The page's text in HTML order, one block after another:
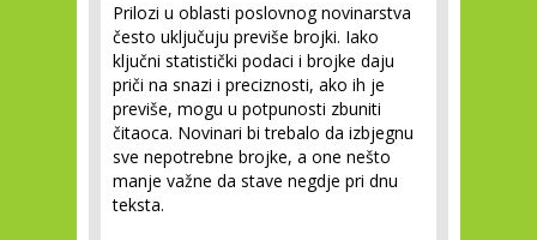
Prilozi u oblasti poslovnog novinarstva
često uključuju previše brojki. Iako
ključni statistički podaci i brojke daju
priči na snazi i preciznosti, ako ih je
previše, mogu u potpunosti zbuniti
čitaoca. Novinari bi trebalo da izbjegnu
sve nepotrebne brojke, a one nešto
manje važne da stave negdje pri dnu
teksta.